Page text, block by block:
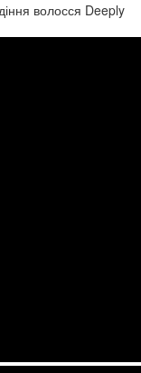
волосся Deeply